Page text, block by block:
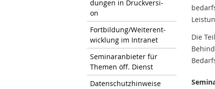
dun­gen in Druck­ver­si­
on
Fort­bil­dung/Wei­ter­ent­
wick­lung im In­tra­net
Se­mi­nar­an­bie­ter für
The­men öff. Dienst
Da­ten­schutz­hin­wei­se
Die